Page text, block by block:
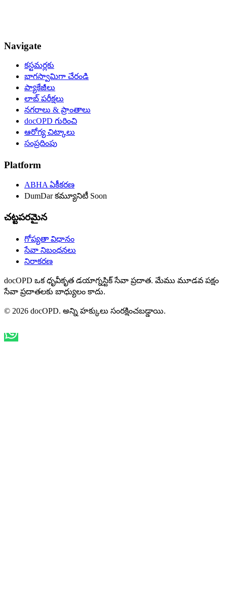
Navigate
కస్టమర్లకు
భాగస్వామిగా చేరండి
ప్యాకేజీలు
లాబ్ పరీక్షలు
నగరాలు & ప్రాంతాలు
docOPD గురించి
ఆరోగ్య చిట్కాలు
సంప్రదింపు
Platform
ABHA ఏకీకరణ
DumDar కమ్యూనిటీ Soon
చట్టపరమైన
గోప్యతా విధానం
సేవా నిబంధనలు
నిరాకరణ
docOPD ఒక ధృవీకృత డయాగ్నస్టిక్ సేవా ప్రదాత. మేము మూడవ పక్షం
సేవా ప్రదాతలకు బాధ్యులం కాదు.
© 2026 docOPD. అన్ని హక్కులు సంరక్షించబడ్డాయి.